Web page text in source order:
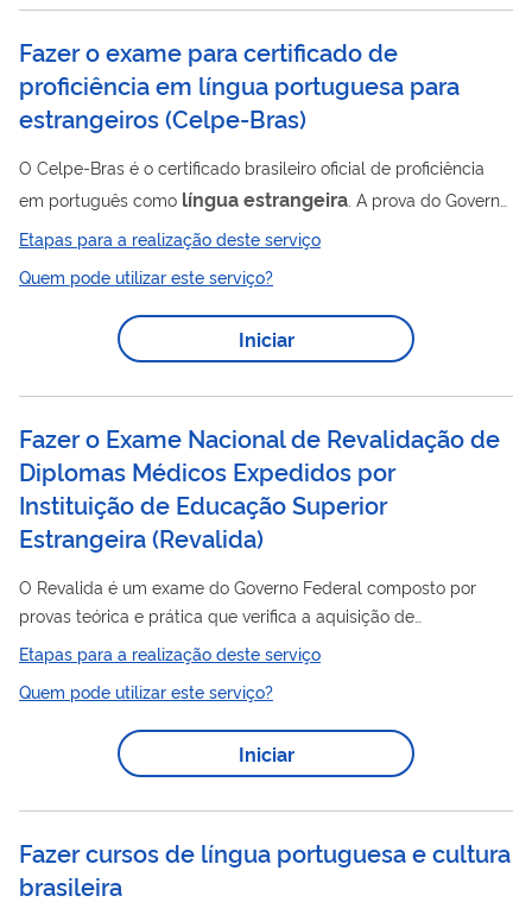
c)...
Fazer o exame para certificado de
proficiência em língua portuguesa para
estrangeiros(Celpe-Bras)
O Celpe-Bras é o certificado brasileiro oficial de proficiência
em português como línguaestrangeira . A prova do Governo
Federal é aplicada semestralmente pelo Instituto Nacional de
Estudos e Pesquisas Educacionais Anísio Teixeira (Inep), com
apoio do Ministério da Educação (MEC) e em parceria com o
Ministério das Relações Exteriores (MRE). As provas são
realizadas em postos aplicadores credenciados no Brasil e no
representações diplomáticas,...
Etapas para a realização deste serviço
Quem pode utilizar este serviço?
Iniciar
Fazer o Exame Nacional de Revalidação de
Diplomas Médicos Expedidos por
Instituição de Educação Superior
Estrangeira(Revalida)
O Revalida é um exame do Governo Federal composto por
provas teórica e prática que verifica a aquisição de
conhecimentos, habilidades e competências exigidas para o
exercício da medicina. O exame subsidia o processo de
revalidação dos diplomas de médicos que se formaram no
exterior e querem atuar no Brasil. O exame unificado é aplicado
em âmbito nacional para avaliar as habilidades teóricas e
formação correspondentes aos diplomas de...
Etapas para a realização deste serviço
Quem pode utilizar este serviço?
Iniciar
Fazer cursos de língua portuguesa e cultura
brasileira